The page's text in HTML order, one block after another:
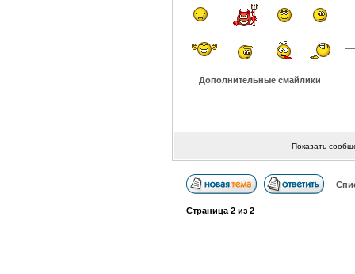
Дополнительные смайлики
Показать
Страница 2из 2